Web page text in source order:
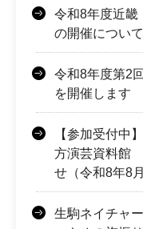
令和8年度近畿
の開催につい
令和8年度第2
を開催します
【参加受付中
方演芸資料館
せ（令和8年8
生駒ネイチャ